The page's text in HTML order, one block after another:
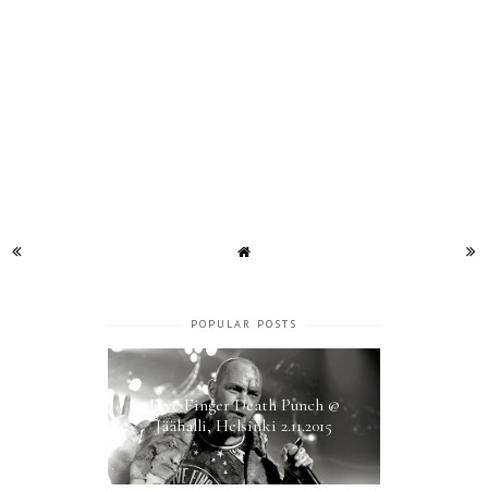
POPULAR POSTS
Five Finger Death Punch @
Jäähalli, Helsinki 2.11.2015